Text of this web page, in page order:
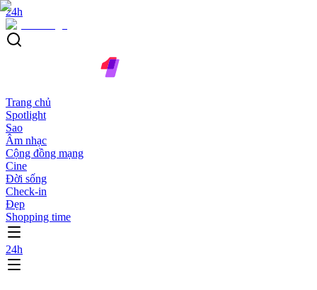
24h
Trang chủ
Spotlight
Sao
Âm nhạc
Cộng đồng mạng
Cine
Đời sống
Check-in
Đẹp
Shopping time
24h